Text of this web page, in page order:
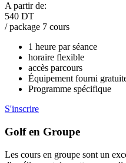
A partir de:
540 DT
/ package 7 cours
1 heure par séance
horaire flexible
accès parcours
Équipement fourni
Programme spécifique
S'inscrire
Golf en Groupe
Les cours en groupe sont un